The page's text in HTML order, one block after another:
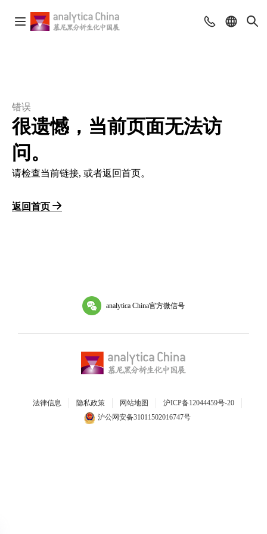
错误
很遗憾，当前页面无法访
问。
请检查当前链接, 或者返回首页。
返回首页
analytica China官方微信号
法律信息 隐私政策 网站地图
沪ICP备12044459号-20
沪公网安备31011502016747号